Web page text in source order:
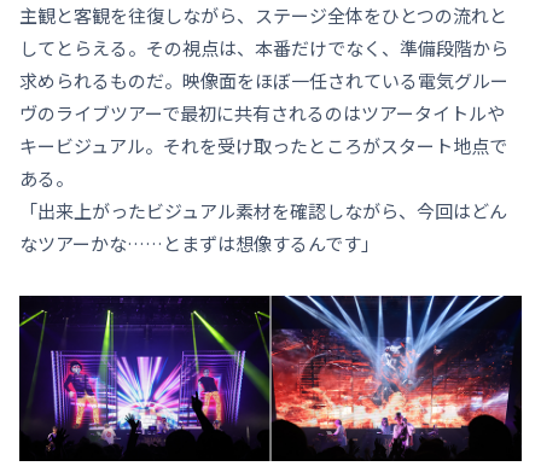
主観と客観を往復しながら、ステージ全体をひとつの流れと
してとらえる。その視点は、本番だけでなく、準備段階から
求められるものだ。映像面をほぼ一任されている電気グルー
ヴのライブツアーで最初に共有されるのはツアータイトルや
キービジュアル。それを受け取ったところがスタート地点で
ある。
「出来上がったビジュアル素材を確認しながら、今回はどん
なツアーかな……とまずは想像するんです」